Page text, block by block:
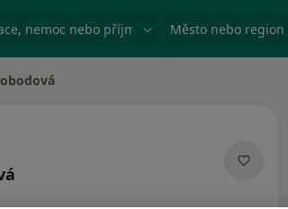
nemoc nebo příjmení Město nebo region